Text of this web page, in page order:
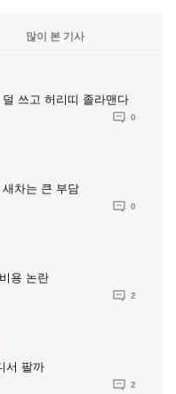
많이 본 기사
쓰고 허리띠 졸라맨다
0
차는 큰 부담
0
용 논란
2
서 팔까
2